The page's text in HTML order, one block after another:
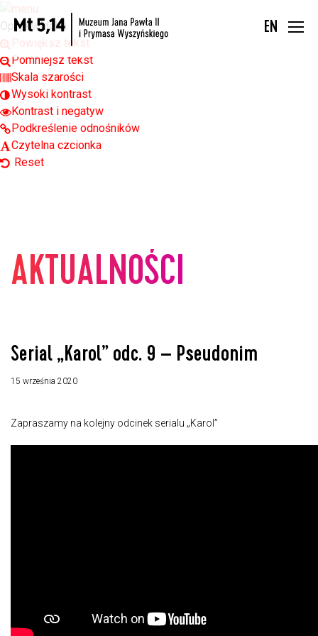
Open toolbar
Opcje widoku
Powiększ tekst
Pomniejsz tekst
Skala szarości
Wysoki kontrast
Kontrast i negatyw
Podkreślenie odnośników
Czytelna czcionka
Reset
EN
AKTUALNOŚCI
Serial „Karol” odc. 9 – Pseudonim
15 września 2020
Zapraszamy na kolejny odcinek serialu „Karol”